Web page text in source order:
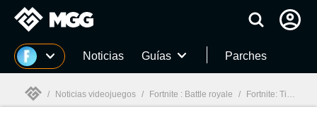
MGG Noticias Guías Parches
/ Noticias videojuegos / Fortnite : Battle royale / Fortnite: Tienda del 12 de noviembre